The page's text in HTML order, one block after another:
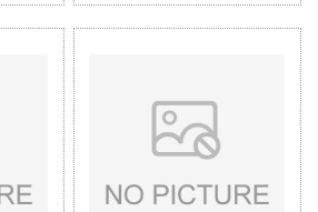
V/Cu/Ti/As/W)
化学成
份:C/Si/Mn/P/S/Cr/Ni/Mo/V/Cu/